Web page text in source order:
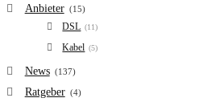
Anbieter (15)
DSL (11)
Kabel (5)
News (137)
Ratgeber (4)